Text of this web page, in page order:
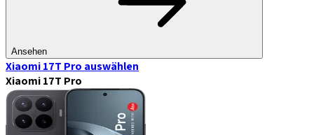
Ansehen
Xiaomi 17T Pro auswählen
Xiaomi 17T Pro